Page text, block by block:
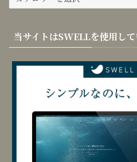
当サイトはSWELLを使用し